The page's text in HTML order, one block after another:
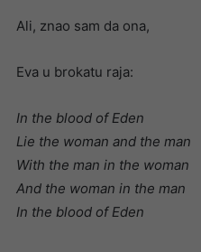
Ali, znao sam da ona,
Eva u brokatu raja:
In the blood of Eden
Lie the woman and the man
With the man in the woman
And the woman in the man
In the blood of Eden